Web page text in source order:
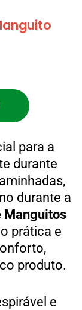
para a
durante
durante a
Manguitos
prática e
produto.
e